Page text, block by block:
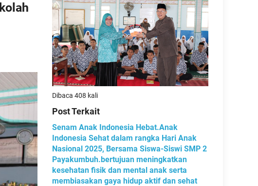
Dibaca 408 kali
Post Terkait
Senam Anak Indonesia Hebat.Anak
Indonesia Sehat dalam rangka Hari Anak
Nasional 2025, Bersama Siswa-Siswi SMP 2
Payakumbuh.bertujuan meningkatkan
kesehatan fisik dan mental anak serta
membiasakan gaya hidup aktif dan sehat